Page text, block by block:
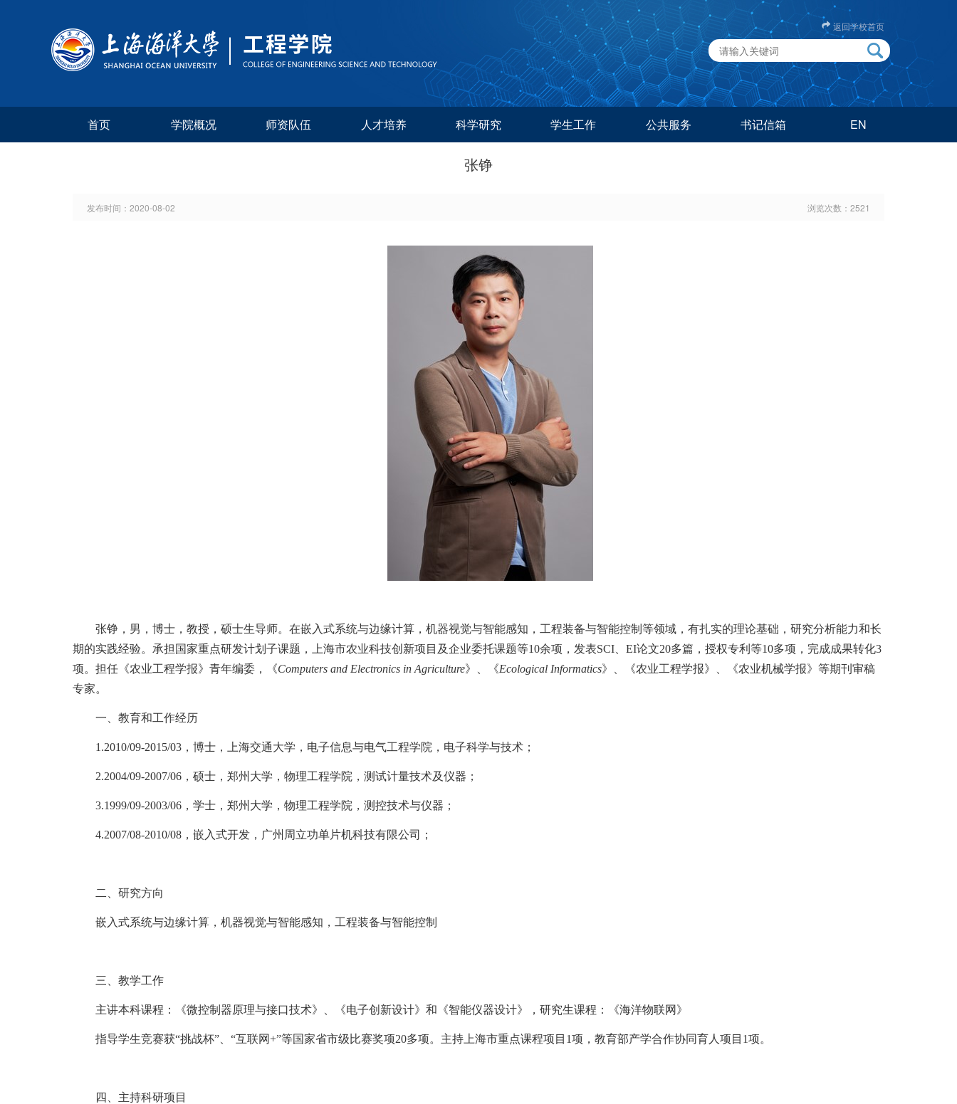
返回学校首页
首页 学院概况 师资队伍 人才培养 科学研究 学生工作 公共服务 书记信箱 EN
张铮
发布时间： 2020-08-02 浏览次数： 2521
张铮，男， 博士， 教授，硕士生导师。 在嵌入式系统与边缘计算 ， 机器视觉与智能感知，工程装备与智能控制 等领域，有扎实的理论基础，研究分析能力和长
期的实践经验。承担国家重点研发计划子课题，上海市农业科技创新项目及企业委托课题等10余项，发表SCI EI论文20多篇，授权专利 等10多项，完成成果转化3
项。 担任 《农业工程学报》青年编委，《Computers and Electronics in Agriculture》、《Ecological Informatics》、《农业工程学报》、《农业机械学报》等期刊审稿
专家。
一、 教育和工作经历
1.2010/09-2015/03，博士，上海交通大学，电子信息与电气工程学院，电子科学与技术；
2.2004/09-2007/06，硕士，郑州大学，物理工程学院，测试计量技术及仪器；
3.1999/09-2003/06，学士，郑州大学，物理工程学院，测控技术与仪器；
4.2007/08-2010/08，嵌入式开发，广州周立功单片机科技有限公司；
二、研究方向
嵌入式系统与边缘计算 ， 机器视觉与智能感知，工程装备与智能控制
三、教学工作
主讲本科课程：《微控制器原理与接口技术》、《电子创新设计》和《智能仪器设计》，研究生课程：《海洋物联网》
指导学生竞赛获“挑战杯”、“互联网+”等国家省市级比赛奖项20多项。主持上海市重点课程项目 1项，教育部产学合作协同育人项目 1项。
四、主持科研项目